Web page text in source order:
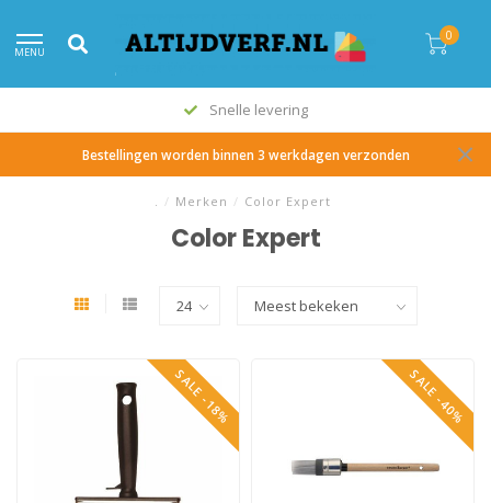
MENU
0
Snelle levering
Bestellingen worden binnen 3 werkdagen verzonden
. / Merken / Color Expert
Color Expert
SALE -18% SALE -40%